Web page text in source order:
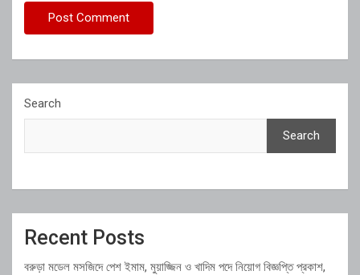
Search
Search
Recent Posts
বরুড়া মডেল মসজিদে পেশ ইমাম, মুয়াজ্জিন ও খাদিম পদে নিয়োগ বিজ্ঞপ্তি প্রকাশ,